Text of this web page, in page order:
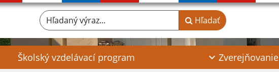
Hľadaný výraz... Hľadať
Školský vzdelávací program Zverejňovanie